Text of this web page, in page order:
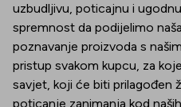
uzbudljivu, poticajnu i
spremnost da podijelimo
poznavanje proizvoda s
pristup svakom kupcu, za
savjet, koji će biti prilagođen
poticanje zanimanja kod